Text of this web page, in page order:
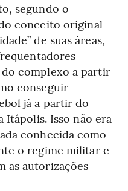
segundo o
conceito original
de suas áreas,
do complexo a partir
conseguir
já a partir do
Itápolis. Isso não era
conhecida como
o regime militar e
as autorizações